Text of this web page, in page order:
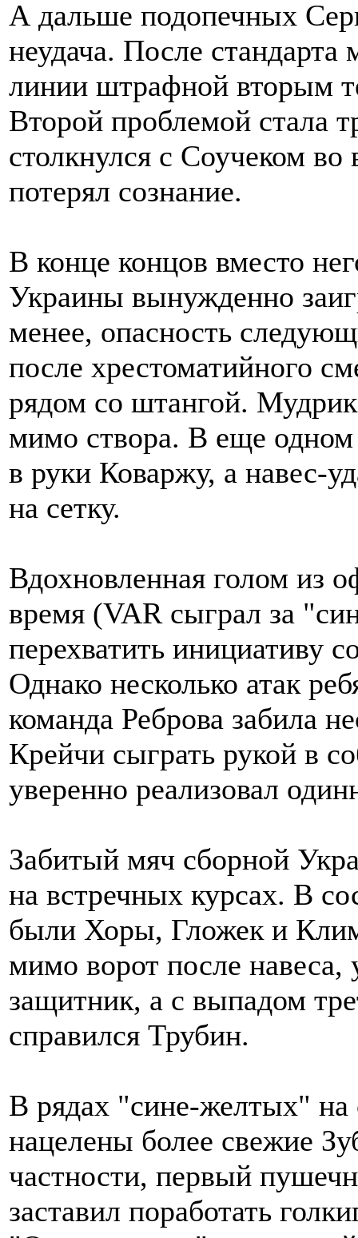
А дальше подопечных
неудача. После стандарта
линии штрафной вторым
Второй проблемой стала
столкнулся с Соучеком
потерял сознание.
В конце концов вместо
Украины вынужденно
менее, опасность
после хрестоматийного
рядом со штангой.
мимо створа. В еще одном
в руки Коваржу, а навес-
на сетку.
Вдохновленная голом из
время (VAR сыграл за
перехватить инициативу
Однако несколько атак
команда Реброва забила
Крейчи сыграть рукой в
уверенно реализовал
Забитый мяч сборной
на встречных курсах. В
были Хоры, Гложек и
мимо ворот после навеса,
защитник, а с выпадом
справился Трубин.
В рядах "сине-желтых" на
нацелены более свежие
частности, первый
заставил поработать